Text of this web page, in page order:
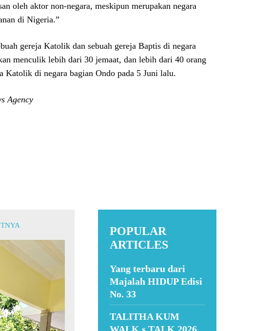
oleh aktor non-negara, meskipun merupakan negara
di Nigeria.”
gereja Katolik dan sebuah gereja Baptis di negara
menculik lebih dari 30 jemaat, dan lebih dari 40 orang
Katolik di negara bagian Ondo pada 5 Juni lalu.
Agency
POPULAR
ARTICLES
Yang terbaru dari
Majalah HIDUP Edisi
No. 33
TALITHA KUM